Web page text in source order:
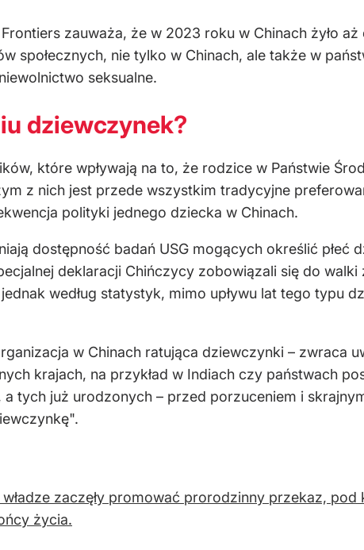
zauważa, że w 2023 roku w Chinach żyło
społecznych, nie tylko w Chinach, ale także w
seksualne.
dziewczynek?
które wpływają na to, że rodzice w Państwie
z nich jest przede wszystkim tradycyjne
polityki jednego dziecka w Chinach.
dostępność badań USG mogących określić płeć
deklaracji Chińczycy zobowiązali się do
według statystyk, mimo upływu lat tego typu
w Chinach ratująca dziewczynki – zwraca
krajach, na przykład w Indiach czy państwach
tych już urodzonych – przed porzuceniem i
władze zaczęły promować prorodzinny przekaz,
życia.